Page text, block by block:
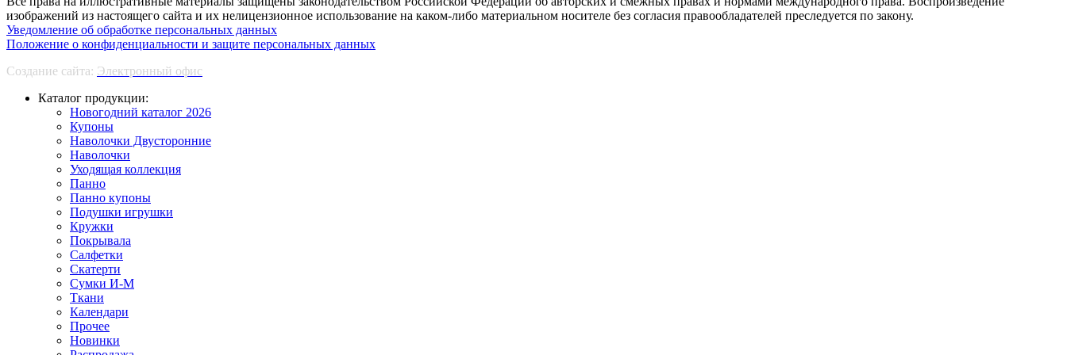
изображений из настоящего сайта и их нелицензионное использование на каком-либо материальном носителе без согласия правообладателей преследуется по закону.
Уведомление об обработке персональных данных
Положение о конфиденциальности и защите персональных данных
Создание сайта: Электронный офис
Каталог продукции:
Новогодний каталог 2026
Купоны
Наволочки Двусторонние
Наволочки
Уходящая коллекция
Панно
Панно купоны
Подушки игрушки
Кружки
Покрывала
Салфетки
Скатерти
Сумки И-М
Ткани
Календари
Прочее
Новинки